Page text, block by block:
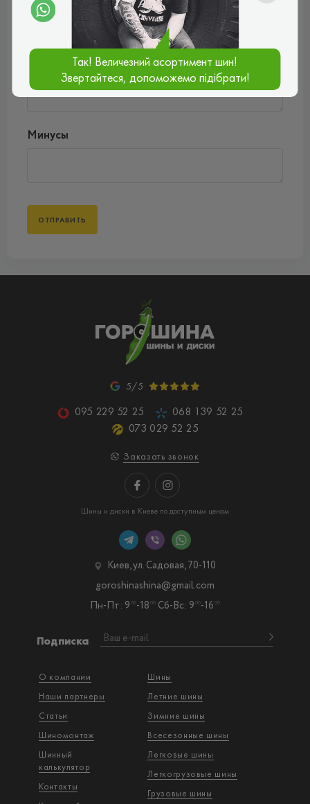
Оценить товар
Минусы
5/5
095 229 52 25
068 139 52 25
073 029 52 25
Заказать звонок
Шины и диски в Киеве по доступным ценам
О компании
Наши партнеры
Статьи
Шиномонтаж
Шинный
калькулятор
Контакты
Шины
Летние шины
Зимние шины
Всесезонные шины
Легковые шины
Легкогрузовые шины
Грузовые шины
Подписка
Киев, ул. Садовая, 70-110
Пн-Пт: 9 00-18 00 Сб-Вс: 9 00-16 00
goroshinashina@gmail.com
Так! Величезний асортимент шин!
Звертайтеся, допоможемо підібрати!